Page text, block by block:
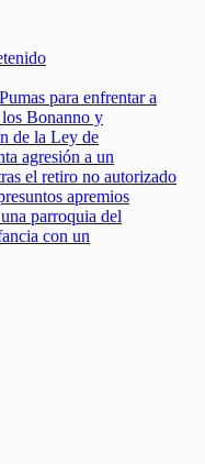
para enfrentar a
los Bonanno y
de la Ley de
agresión a un
el retiro no autorizado
apremios
parroquia del
con un